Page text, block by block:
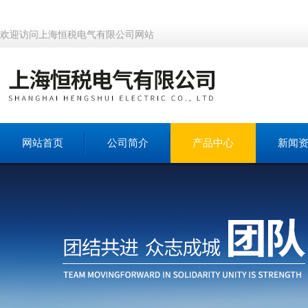
欢迎访问上海恒税电气有限公司网站
网站首页 公司简介 产品中心 新闻